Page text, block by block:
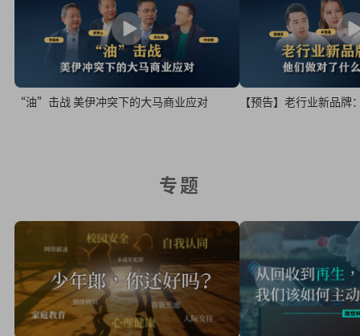
“油”击战 美伊冲突下的大马商业应对 【预告】老行业新品
专题